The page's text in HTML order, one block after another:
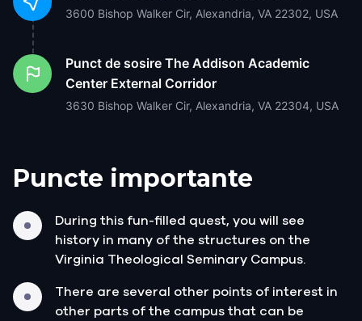
3600 Bishop Walker Cir, Alexandria, VA 22302, USA
Punct de sosire The Addison Academic
Center External Corridor
3630 Bishop Walker Cir, Alexandria, VA 22304, USA
Puncte importante
During this fun-filled quest, you will see
history in many of the structures on the
Virginia Theological Seminary Campus.
There are several other points of interest in
other parts of the campus that can be